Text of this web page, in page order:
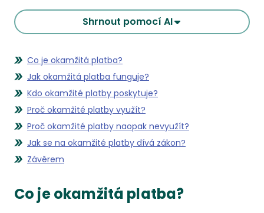
Shrnout pomocí AI
Co je okamžitá platba?
Jak okamžitá platba funguje?
Kdo okamžité platby poskytuje?
Proč okamžité platby využít?
Proč okamžité platby naopak nevyužít?
Jak se na okamžité platby dívá zákon?
Závěrem
Co je okamžitá platba?